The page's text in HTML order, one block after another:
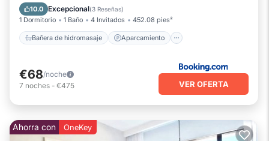
10.0 Excepcional(3 Reseñas)
1 Dormitorio 1 Baño 4 Invitados 452.08 pies²
Bañera de hidromasaje Aparcamiento
Piscina
Balcón/Terraza
€68/noche
7 noches - €475 VER OFERTA
Ahorra con OneKey